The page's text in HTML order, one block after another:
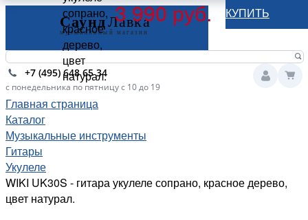
+7 (495) 648 65 34
с понедельника по пятницу с 10 до 19
Главная страница
Каталог
Музыкальные инструменты
Гитары
Укулеле
WIKI UK30S - гитара укулеле сопрано, красное дерево,
цвет натурал.
сопрано,
красное
дерево,
цвет
натурал.
3 990 руб. КУПИТЬ